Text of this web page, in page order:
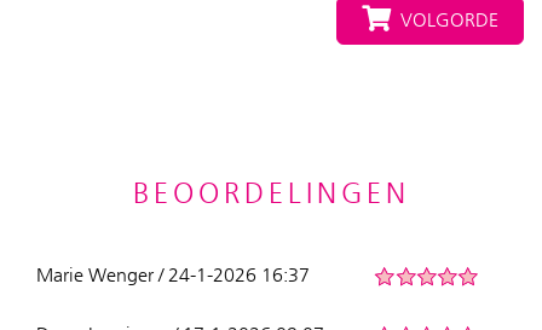
VOLGORDE
BEOORDELINGEN
Marie Wenger / 24-1-2026 16:37